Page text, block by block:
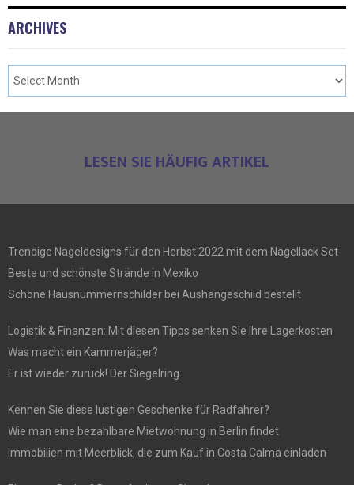
ARCHIVES
LESEN SIE HÄUFIG ARTIKEL
Trendige Nageldesigns für den Herbst 2022 mit dem Nagellack Set
Beste und schönste Strände in Mexiko
Schöne Hausnummernschilder bei Aushangeschild bestellt
Logistik & Finanzen: Mit diesen Tipps senken Sie Ihre Lagerkosten
Was macht ein Kammerjäger?
Er ist wieder zurück! Der Siegelring.
Kennen Sie diese lustigen Geschenke für Radfahrer?
Wie man eine bezahlbare Mietwohnung in Berlin findet
Immobilien mit Meerblick, die zum Kauf in Costa Calma einladen